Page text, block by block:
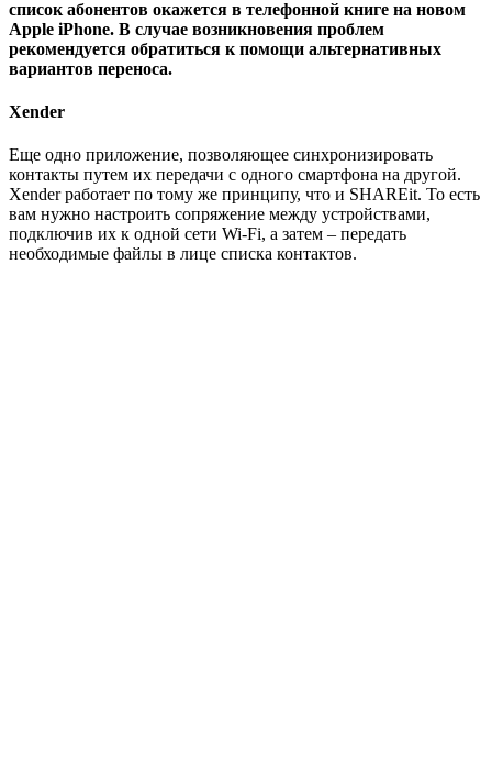
список абонентов окажется в телефонной книге на новом
Apple iPhone. В случае возникновения проблем
рекомендуется обратиться к помощи альтернативных
вариантов переноса.
Xender
Еще одно приложение, позволяющее синхронизировать
контакты путем их передачи с одного смартфона на другой.
Xender работает по тому же принципу, что и SHAREit. То есть
вам нужно настроить сопряжение между устройствами,
подключив их к одной сети Wi-Fi, а затем – передать
необходимые файлы в лице списка контактов.